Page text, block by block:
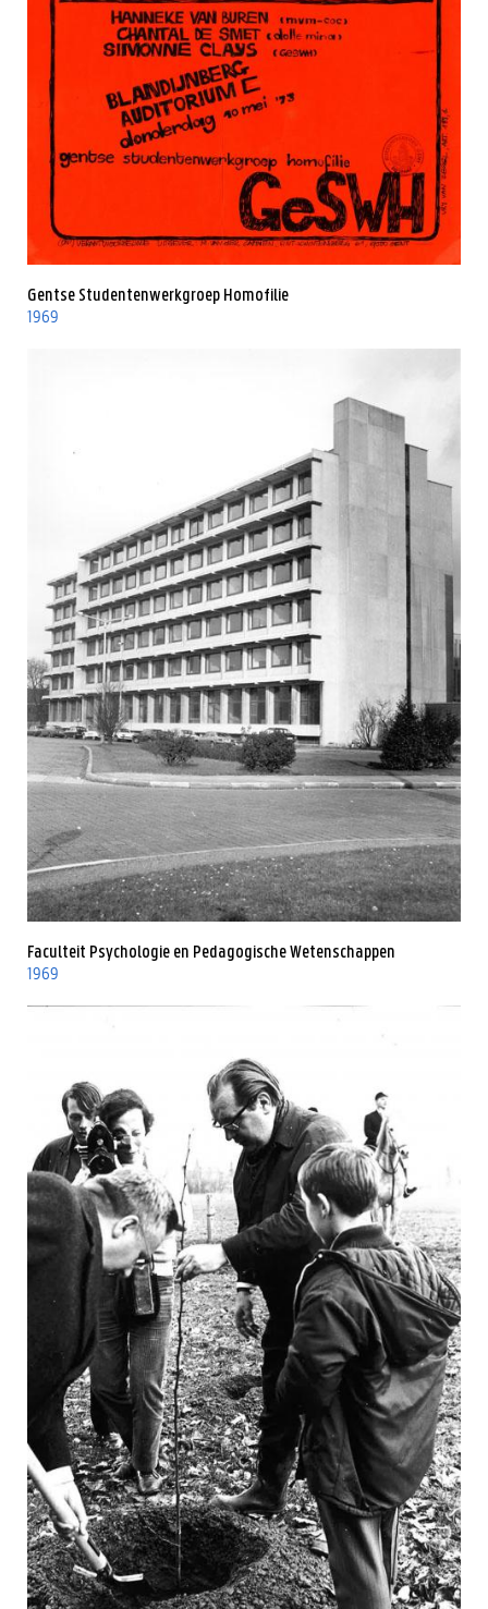
Gentse Studentenwerkgroep Homofilie
1969
Faculteit Psychologie en Pedagogische Wetenschappen
1969